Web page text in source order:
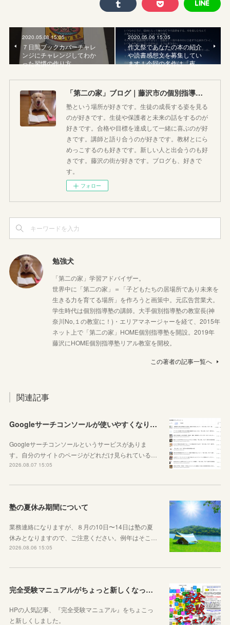
2020.05.08 15:05
７日間ブックカバーチャレ
ンジにチャレンジしてわか
った習慣の作り方
2020.05.06 15:05
作文祭であなたの本の紹介
や読書感想文を募集してい
ます！今回の名作は「夜…
「第二の家」ブログ｜藤沢市の個別指導塾のお話
塾という場所が好きです。生徒の成長する姿を見る
のが好きです。生徒や保護者と未来の話をするのが
好きです。合格や目標を達成して一緒に喜ぶのが好
きです。講師と語り合うのが好きです。教材とにら
めっこするのも好きです。新しい人と出会うのも好
きです。藤沢の街が好きです。ブログも、好きで
す。
フォロー
勉強犬
「第二の家」学習アドバイザー。
世界中に「第二の家」＝「子どもたちの居場所であり未来を
生きる力を育てる場所」を作ろうと画策中。元広告営業犬。
学生時代は個別指導塾の講師。大手個別指導塾の教室長(神
奈川No,１の教室に！)・エリアマネージャーを経て、2015年
ネット上で「第二の家」HOME個別指導塾を開設。2019年
藤沢にHOME個別指導塾リアル教室を開校。
この著者の記事一覧へ
関連記事
Googleサーチコンソールが使いやすくなりました！YouTubeも見れるように！
Googleサーチコンソールというサービスがありま
す。自分のサイトのページがどれだけ見られている…
2026.08.07 15:05
塾の夏休み期間について
業務連絡になりますが、８月の10日〜14日は塾の夏
休みとなりますので、ご注意ください。例年はそこ…
2026.08.06 15:05
完全受験マニュアルがちょっと新しくなったよ！
HPの人気記事、『完全受験マニュアル』をちょこっ
と新しくしました。